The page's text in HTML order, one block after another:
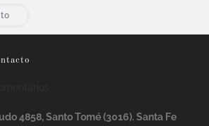
4858, Santo Tomé (3016). Santa Fe